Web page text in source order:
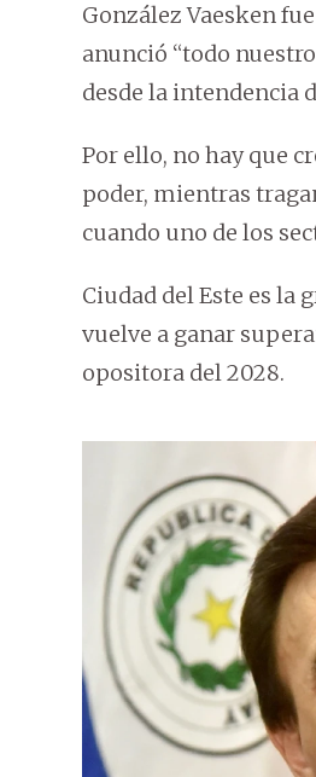
González Vaesken
anunció “todo
desde la intendencia
Por ello, no hay que
poder, mientras
cuando uno de los
Ciudad del Este es la
vuelve a ganar
opositora del 2028.